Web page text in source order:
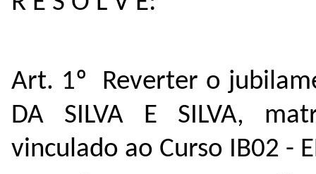
Art. 1º Reverter o
DA SILVA E SILVA,
vinculado ao Curso IB02 -